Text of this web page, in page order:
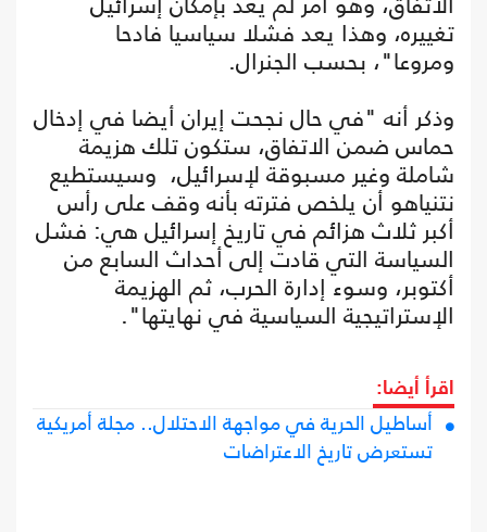
تغييره، وهذا يعد فشلا سياسيا فادحا
ومروعا"، بحسب الجنرال.
وذكر أنه "في حال نجحت إيران أيضا في إدخال
حماس ضمن الاتفاق، ستكون تلك هزيمة
شاملة وغير مسبوقة لإسرائيل، وسيستطيع
نتنياهو أن يلخص فترته بأنه وقف على رأس
أكبر ثلاث هزائم في تاريخ إسرائيل هي: فشل
السياسة التي قادت إلى أحداث السابع من
أكتوبر، وسوء إدارة الحرب، ثم الهزيمة
الإستراتيجية السياسية في نهايتها".
اقرأ أيضا:
أساطيل الحرية في مواجهة الاحتلال.. مجلة أمريكية
تستعرض تاريخ الاعتراضات